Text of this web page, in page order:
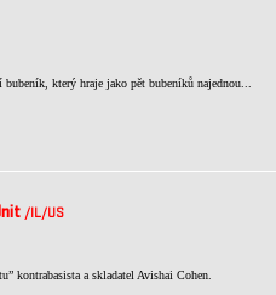
který hraje jako pět bubeníků najednou...
/IL/US
kontrabasista a skladatel Avishai Cohen.